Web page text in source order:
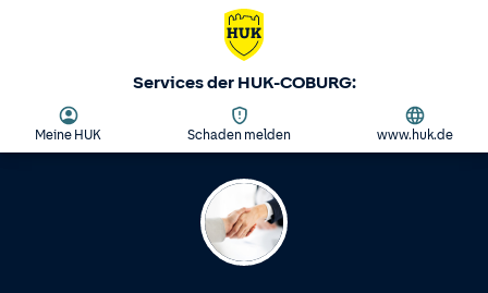
Services der HUK-COBURG:
Meine HUK Schaden melden www.huk.de